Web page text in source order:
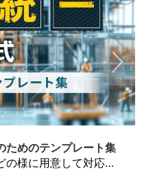
ためのテンプレート集
建設工事に関わる安全書類をどの様に用意して対応するか？関連書式テンプレートから書き方の注意点などの役立つコラムをbizoceanがお届けします。